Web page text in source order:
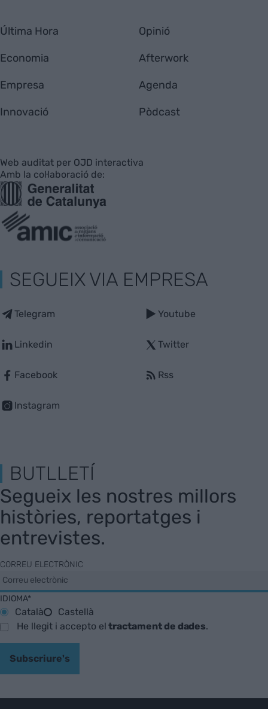
Última Hora
Economia
Empresa
Innovació
Opinió
Afterwork
Agenda
Pòdcast
Web auditat per OJD interactiva
Amb la col·laboració de:
SEGUEIX VIA EMPRESA
Telegram
Linkedin
Facebook
Instagram
Youtube
Twitter
Rss
BUTLLETÍ
Segueix les nostres millors
històries, reportatges i
entrevistes.
CORREU ELECTRÒNIC
IDIOMA*
Català
Castellà
He llegit i accepto eltractament de dades.
Subscriure's